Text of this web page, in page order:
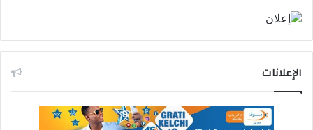
الإعلانات